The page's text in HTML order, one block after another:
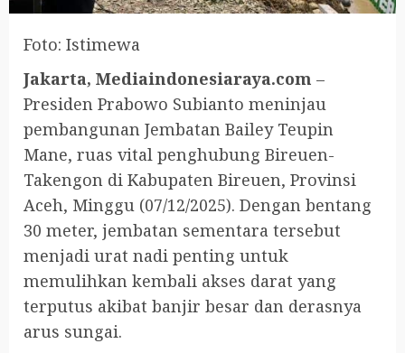
Foto: Istimewa
Jakarta, Mediaindonesiaraya.com –
Presiden Prabowo Subianto meninjau
pembangunan Jembatan Bailey Teupin
Mane, ruas vital penghubung Bireuen-
Takengon di Kabupaten Bireuen, Provinsi
Aceh, Minggu (07/12/2025). Dengan bentang
30 meter, jembatan sementara tersebut
menjadi urat nadi penting untuk
memulihkan kembali akses darat yang
terputus akibat banjir besar dan derasnya
arus sungai.